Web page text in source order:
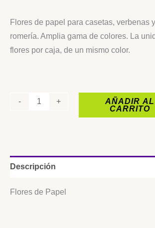
Flores de papel para casetas, verbenas
romería. Amplia gama de colores. La
flores por caja, de un mismo color.
- +
AÑADIR AL
CARRITO
Descripción
Flores de Papel